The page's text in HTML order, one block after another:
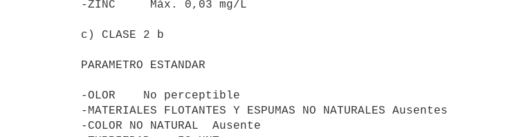
-ZINC     Máx. 0,03 mg/L
c) CLASE 2 b
PARAMETRO ESTANDAR
-OLOR    No perceptible
-MATERIALES FLOTANTES Y ESPUMAS NO NATURALES Ausentes
-COLOR NO NATURAL  Ausente